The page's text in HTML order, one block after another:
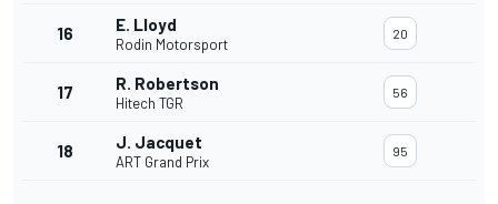
16 E. Lloyd
Rodin Motorsport
20
17 R. Robertson
Hitech TGR
56
18 J. Jacquet
ART Grand Prix
95